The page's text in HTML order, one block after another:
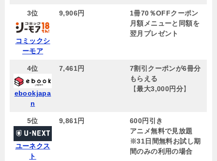
3位
コミックシ
ーモア
9,906円
1冊70％OFFクーポン
月額メニューと同額を
翌月プレゼント
4位
ebookjapa
n
7,461円
7割引クーポンが6冊分
もらえる
【最大3,000円分】
5位
ユーネクス
ト
9,861円
600円引き
アニメ無料で見放題
※31日間無料お試し期
間のみの利用の場合